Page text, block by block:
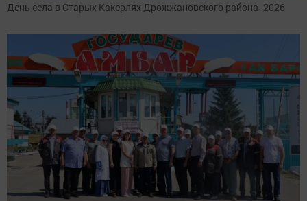
День села в Старых Какерлях Дрожжановского района -2026